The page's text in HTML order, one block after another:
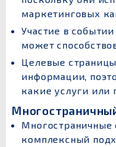
маркетинговых
Участие в
может
Целевые
информации,
какие услуги или
Многостраничные
комплексный